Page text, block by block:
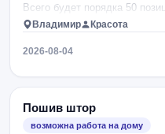
Всего будет порядка 50
Владимир Красота
2026-08-04
Пошив штор
возможна работа на дому